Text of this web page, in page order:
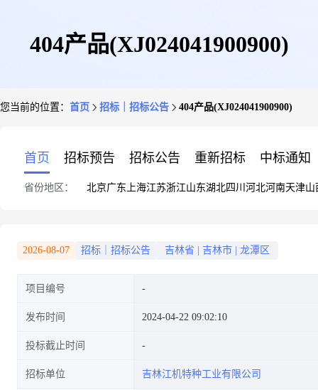
404产品(XJ024041900900)
您当前的位置： 首页 招标｜招标公告 404产品(XJ024041900900)
首页 招标预告 招标公告 重新招标 中标通知
省份地区： 北京广东 上海江苏浙江山东湖北四川 河北河南天津山
2026-08-07 招标｜招标公告 吉林省 吉林市 龙潭区
项目编号
发布时间 2024-04-22 09:02:10
投标截止时间
招标单位 吉林江机特种工业有限公司